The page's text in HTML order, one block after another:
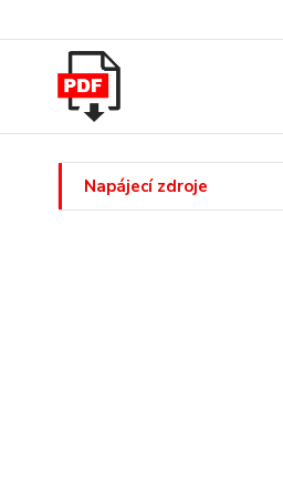
Napájecí zdroje